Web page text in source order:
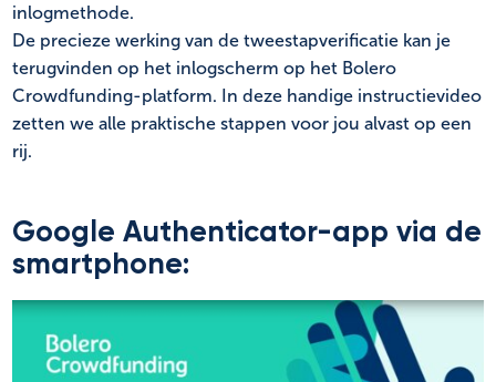
inlogmethode.
De precieze werking van de tweestapverificatie kan je
terugvinden op het inlogscherm op het Bolero
Crowdfunding-platform. In deze handige instructievideo
zetten we alle praktische stappen voor jou alvast op een
rij.
Google Authenticator-app via de
smartphone: